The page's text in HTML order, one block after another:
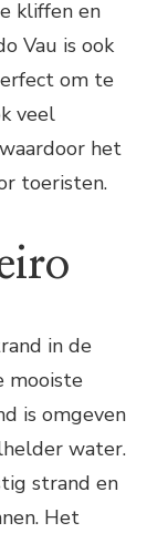
kliffen en
Vau is ook
om te
veel
het
toeristen.
in de
mooiste
is omgeven
water.
strand en
Het